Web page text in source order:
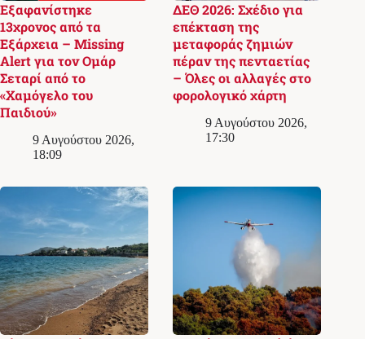
Εξαφανίστηκε
13χρονος από τα
Εξάρχεια – Missing
Alert για τον Ομάρ
Σεταρί από το
«Χαμόγελο του
Παιδιού»
9 Αυγούστου 2026,
18:09
ΔΕΘ 2026: Σχέδιο για
επέκταση της
μεταφοράς ζημιών
πέραν της πενταετίας
– Όλες οι αλλαγές στο
φορολογικό χάρτη
9 Αυγούστου 2026,
17:30